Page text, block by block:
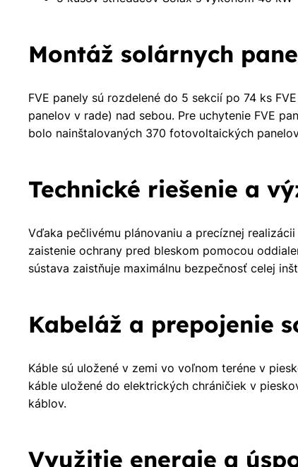
Montáž solárnych
FVE panely sú rozdelené do 5 sekcií po 74 ks
panelov v rade) nad sebou. Pre uchytenie FVE
bolo nainštalovaných 370 fotovoltaických
Technické riešenie a
Vďaka pečlivému plánovaniu a precíznej
zaistenie ochrany pred bleskom pomocou
sústava zaistňuje maximálnu bezpečnosť celej
Kabeláž a prepojenie
Káble sú uložené v zemi vo voľnom teréne v
káble uložené do elektrických chráničiek v
káblov.
Využitie energie a